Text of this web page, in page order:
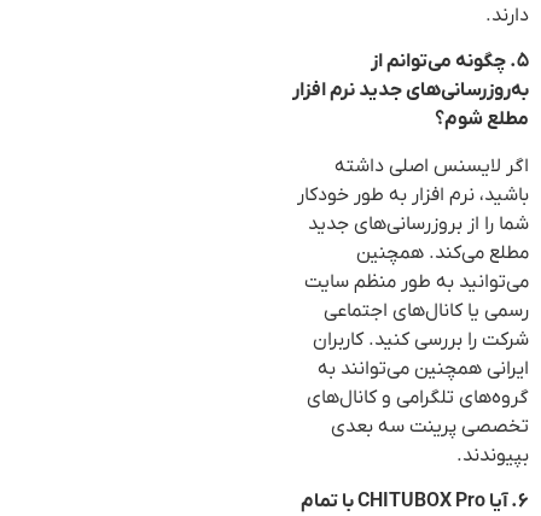
دارند.
۵. چگونه می‌توانم از
به‌روزرسانی‌های جدید نرم افزار
مطلع شوم؟
اگر لایسنس اصلی داشته
باشید، نرم افزار به طور خودکار
شما را از بروزرسانی‌های جدید
مطلع می‌کند. همچنین
می‌توانید به طور منظم سایت
رسمی یا کانال‌های اجتماعی
شرکت را بررسی کنید. کاربران
ایرانی همچنین می‌توانند به
گروه‌های تلگرامی و کانال‌های
تخصصی پرینت سه بعدی
بپیوندند.
۶. آیا CHITUBOX Pro با تمام